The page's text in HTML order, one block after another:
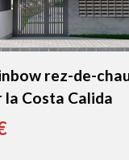
rez-de-
la Costa Calida